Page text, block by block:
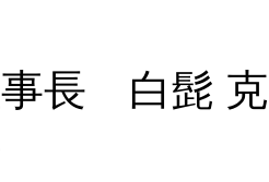
髭 克彦